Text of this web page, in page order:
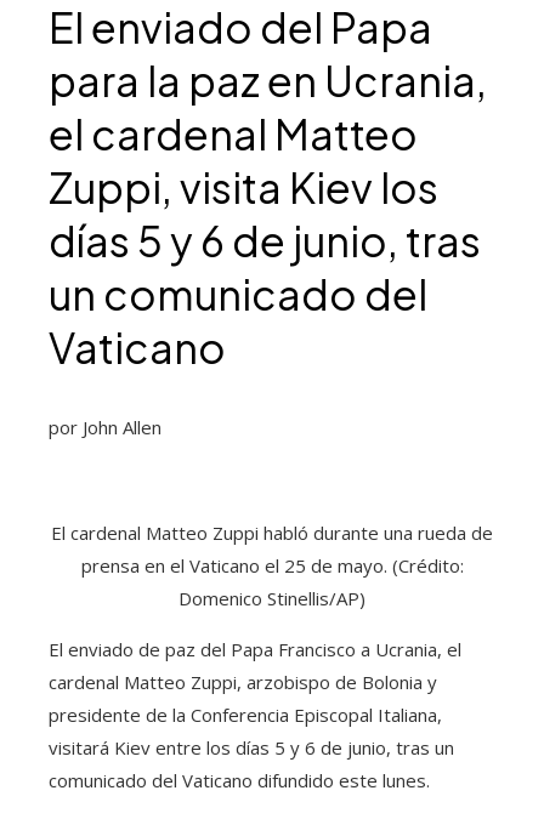
El enviado del Papa
para la paz en Ucrania,
el cardenal Matteo
Zuppi, visita Kiev los
días 5 y 6 de junio, tras
un comunicado del
Vaticano
por John Allen
El cardenal Matteo Zuppi habló durante una rueda de
prensa en el Vaticano el 25 de mayo. (Crédito:
Domenico Stinellis/AP)
El enviado de paz del Papa Francisco a Ucrania, el
cardenal Matteo Zuppi, arzobispo de Bolonia y
presidente de la Conferencia Episcopal Italiana,
visitará Kiev entre los días 5 y 6 de junio, tras un
comunicado del Vaticano difundido este lunes.